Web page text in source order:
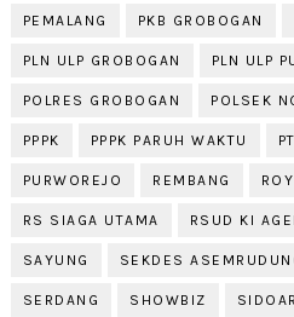
PEMALANG PKB GROBOGAN
PLN ULP GROBOGAN PLN ULP
POLRES GROBOGAN POLSEK
PPPK PPPK PARUH WAKTU
PURWOREJO REMBANG
RS SIAGA UTAMA RSUD KI
SAYUNG SEKDES
SERDANG SHOWBIZ